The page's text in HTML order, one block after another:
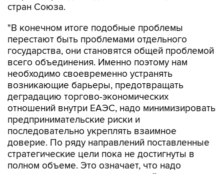
"В конечном итоге подобные проблемы
государства, они становятся общей проблемой
всего объединения. Именно поэтому нам
необходимо своевременно устранять
возникающие барьеры, предотвращать
деградацию торгово-экономических
отношений внутри ЕАЭС, надо минимизировать
предпринимательские риски и
последовательно укреплять взаимное
доверие. По ряду направлений поставленные
стратегические цели пока не достигнуты в
полном объеме. Это означает, что надо
сосредоточиться на практической реализации
уже принятых решений", - заявил Пашинян.